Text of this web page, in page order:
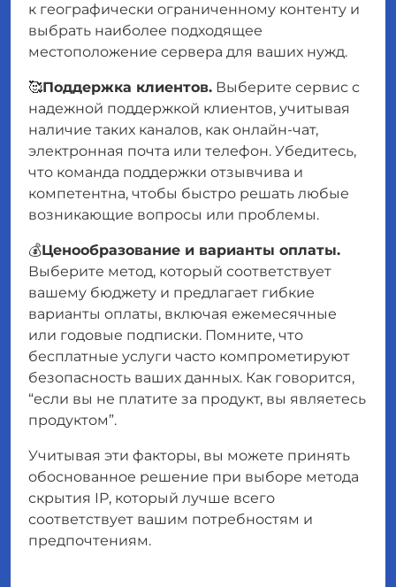
к географически ограниченному контенту и
выбрать наиболее подходящее
местоположение сервера для ваших нужд.
🥰Поддержка клиентов. Выберите сервис с
надежной поддержкой клиентов, учитывая
наличие таких каналов, как онлайн-чат,
электронная почта или телефон. Убедитесь,
что команда поддержки отзывчива и
компетентна, чтобы быстро решать любые
возникающие вопросы или проблемы.
💰Ценообразование и варианты оплаты.
Выберите метод, который соответствует
вашему бюджету и предлагает гибкие
варианты оплаты, включая ежемесячные
или годовые подписки. Помните, что
бесплатные услуги часто компрометируют
безопасность ваших данных. Как говорится,
“если вы не платите за продукт, вы являетесь
продуктом”.
Учитывая эти факторы, вы можете принять
обоснованное решение при выборе метода
скрытия IP, который лучше всего
соответствует вашим потребностям и
предпочтениям.